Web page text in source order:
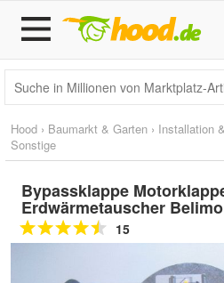
Hood › Baumarkt & Garten › Installation
Sonstige
Bypassklappe
Erdwärmetauscher
15